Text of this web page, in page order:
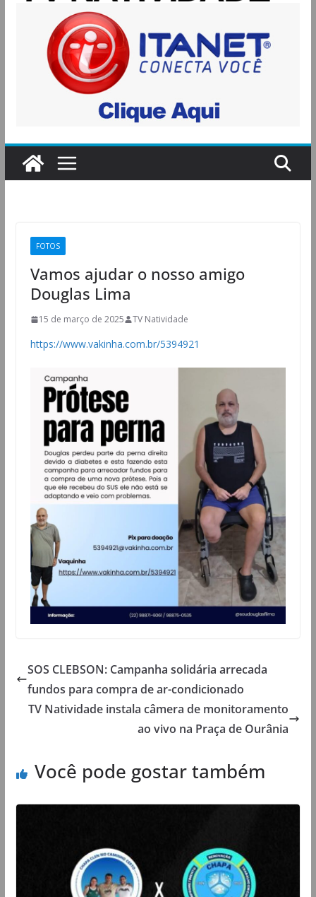
FOTOS
Vamos ajudar o nosso amigo
Douglas Lima
15 de março de 2025 TV Natividade
https://www.vakinha.com.br/5394921
SOS CLEBSON: Campanha solidária arrecada
fundos para compra de ar-condicionado
TV Natividade instala câmera de monitoramento
ao vivo na Praça de Ourânia
Você pode gostar também